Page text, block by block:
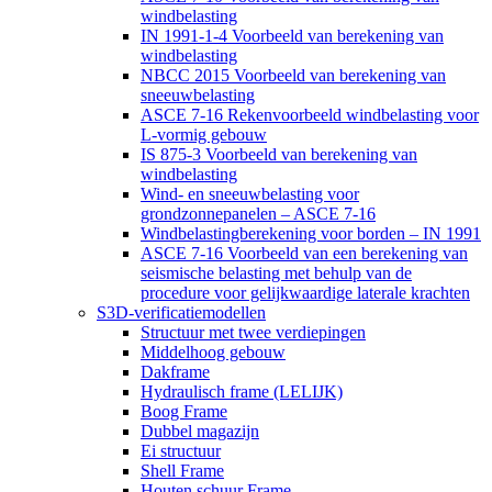
windbelasting
IN 1991-1-4 Voorbeeld van berekening van
windbelasting
NBCC 2015 Voorbeeld van berekening van
sneeuwbelasting
ASCE 7-16 Rekenvoorbeeld windbelasting voor
L-vormig gebouw
IS 875-3 Voorbeeld van berekening van
windbelasting
Wind- en sneeuwbelasting voor
grondzonnepanelen – ASCE 7-16
Windbelastingberekening voor borden – IN 1991
ASCE 7-16 Voorbeeld van een berekening van
seismische belasting met behulp van de
procedure voor gelijkwaardige laterale krachten
S3D-verificatiemodellen
Structuur met twee verdiepingen
Middelhoog gebouw
Dakframe
Hydraulisch frame (LELIJK)
Boog Frame
Dubbel magazijn
Ei structuur
Shell Frame